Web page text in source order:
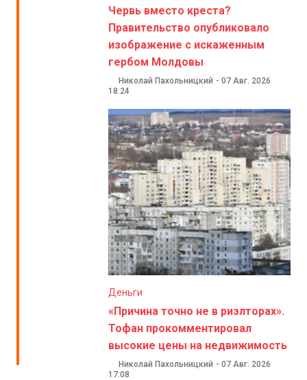
Червь вместо креста?
Правительство опубликовало
изображение с искаженным
гербом Молдовы
Николай Пахольницкий - 07 Авг. 2026
18:24
Деньги
«Причина точно не в риэлторах».
Тофан прокомментировал
высокие цены на недвижимость
Николай Пахольницкий - 07 Авг. 2026
17:08